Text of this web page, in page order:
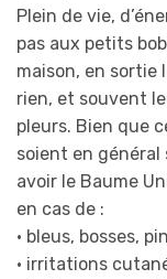
Plein de vie,
pas aux petits
maison, en sortie
rien, et souvent
pleurs. Bien que
soient en
avoir le Baume
en cas de :
• bleus, bosses,
• irritations